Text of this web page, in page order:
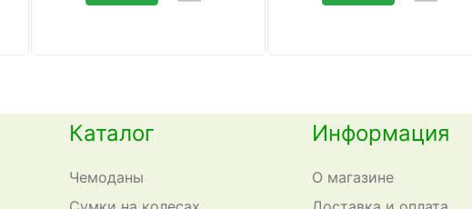
Каталог
Чемоданы
Информация
О магазине